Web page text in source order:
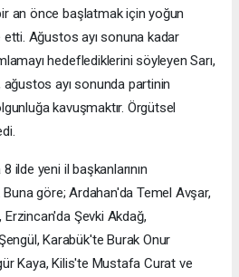
an önce başlatmak için yoğun
etti. Ağustos ayı sonuna kadar
hedeflediklerini söyleyen Sarı,
ağustos ayı sonunda partinin
kavuşmaktır. Örgütsel
ilde yeni il başkanlarının
Buna göre; Ardahan'da Temel Avşar,
Erzincan'da Şevki Akdağ,
Karabük'te Burak Onur
Kaya, Kilis'te Mustafa Curat ve